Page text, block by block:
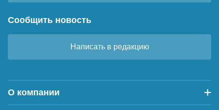
Сообщить новость
Написать в редакцию
О компании